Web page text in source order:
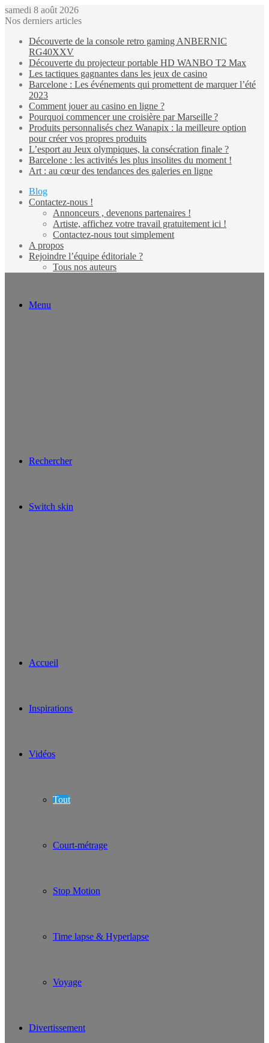
samedi 8 août 2026
Nos derniers articles
Découverte de la console retro gaming ANBERNIC
RG40XXV
Découverte du projecteur portable HD WANBO T2 Max
Les tactiques gagnantes dans les jeux de casino
Barcelone : Les événements qui promettent de marquer l’été
2023
Comment jouer au casino en ligne ?
Pourquoi commencer une croisière par Marseille ?
Produits personnalisés chez Wanapix : la meilleure option
pour créer vos propres produits
L’esport au Jeux olympiques, la consécration finale ?
Barcelone : les activités les plus insolites du moment !
Art : au cœur des tendances des galeries en ligne
Blog
Contactez-nous !
Annonceurs , devenons partenaires !
Artiste, affichez votre travail gratuitement ici !
Contactez-nous tout simplement
A propos
Rejoindre l’équipe éditoriale ?
Tous nos auteurs
Menu
Rechercher
Switch skin
Accueil
Inspirations
Vidéos
Tout
Court-métrage
Stop Motion
Time lapse & Hyperlapse
Voyage
Divertissement